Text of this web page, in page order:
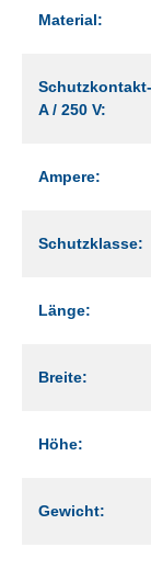
Material:
A / 250 V:
Ampere:
Schutzklasse:
Länge:
Breite:
Höhe:
Gewicht: